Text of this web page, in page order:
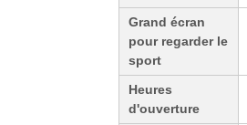
Grand écran
pour regarder le
sport
Heures
d'ouverture